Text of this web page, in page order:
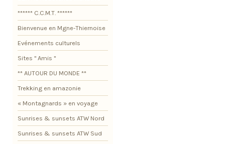
****** C.C.M.T. ******
Bienvenue en Mgne-Thiernoise
Evénements culturels
Sites " Amis "
** AUTOUR DU MONDE **
Trekking en amazonie
« Montagnards » en voyage
Sunrises & sunsets ATW Nord
Sunrises & sunsets ATW Sud